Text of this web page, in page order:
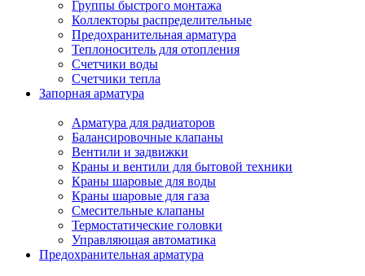
Группы быстрого монтажа
Коллекторы распределительные
Предохранительная арматура
Теплоноситель для отопления
Счетчики воды
Счетчики тепла
Запорная арматура
Арматура для радиаторов
Балансировочные клапаны
Вентили и задвижки
Краны и вентили для бытовой техники
Краны шаровые для воды
Краны шаровые для газа
Смесительные клапаны
Термостатические головки
Управляющая автоматика
Предохранительная арматура